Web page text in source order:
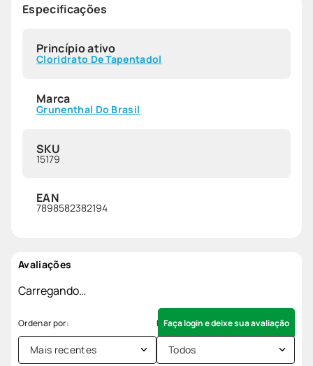
Especificações
Princípio ativo
Cloridrato De Tapentadol
Marca
Grunenthal Do Brasil
SKU
15179
EAN
7898582382194
Avaliações
Carregando…
Faça login e deixe sua avaliação
Mais recentes Todos